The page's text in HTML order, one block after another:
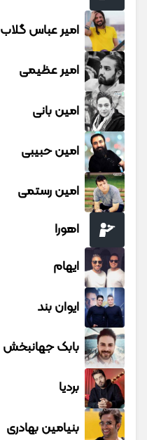
امیر عباس گلاب
امیر عظیمی
امین بانی
امین حبیبی
امین رستمی
اهورا
ایهام
ایوان بند
بابک جهانبخش
بردیا
بنیامین بهادری